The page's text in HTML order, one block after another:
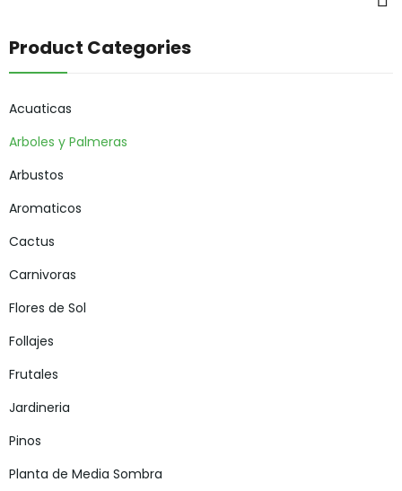
Product Categories
Acuaticas
Arboles y Palmeras
Arbustos
Aromaticos
Cactus
Carnivoras
Flores de Sol
Follajes
Frutales
Jardineria
Pinos
Planta de Media Sombra